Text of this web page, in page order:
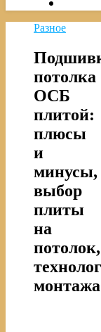
Разное
потолка
ОСБ
плитой:
плюсы
и
минусы,
выбор
плиты
на
потолок,